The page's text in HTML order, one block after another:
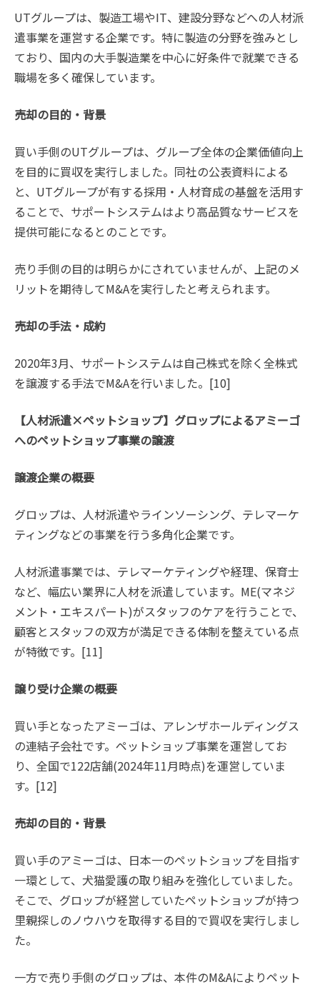
UTグループは、製造工場やIT、建設分野などへの人材派
遣事業を運営する企業です。特に製造の分野を強みとし
ており、国内の大手製造業を中心に好条件で就業できる
職場を多く確保しています。
売却の目的・背景
買い手側のUTグループは、グループ全体の企業価値向上
を目的に買収を実行しました。同社の公表資料による
と、UTグループが有する採用・人材育成の基盤を活用す
ることで、サポートシステムはより高品質なサービスを
提供可能になるとのことです。
売り手側の目的は明らかにされていませんが、上記のメ
リットを期待してM&Aを実行したと考えられます。
売却の手法・成約
2020年3月、サポートシステムは自己株式を除く全株式
を譲渡する手法でM&Aを行いました。[10]
【人材派遣×ペットショップ】グロップによるアミーゴ
へのペットショップ事業の譲渡
譲渡企業の概要
グロップは、人材派遣やラインソーシング、テレマーケ
ティングなどの事業を行う多角化企業です。
人材派遣事業では、テレマーケティングや経理、保育士
など、幅広い業界に人材を派遣しています。ME(マネジ
メント・エキスパート)がスタッフのケアを行うことで、
顧客とスタッフの双方が満足できる体制を整えている点
が特徴です。[11]
譲り受け企業の概要
買い手となったアミーゴは、アレンザホールディングス
の連結子会社です。ペットショップ事業を運営してお
り、全国で122店舗(2024年11月時点)を運営していま
す。[12]
売却の目的・背景
買い手のアミーゴは、日本一のペットショップを目指す
一環として、犬猫愛護の取り組みを強化していました。
そこで、グロップが経営していたペットショップが持つ
里親探しのノウハウを取得する目的で買収を実行しまし
た。
一方で売り手側のグロップは、本件のM&Aによりペット